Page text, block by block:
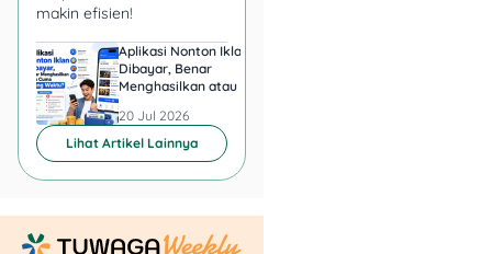
dengan tukar
Livin’poin.
Minimal transaksi
Rp300.000 dengan
maksimal diskon
Rp300.000.
Indah Mall, Gandaria City,
Pacific Place.
makin efisien!
Aplikasi Nonton Iklan
Dibayar, Benar
Menghasilkan atau Cuma
20 Jul 2026
Lihat Artikel Lainnya